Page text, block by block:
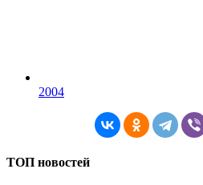
2004
ТОП новостей